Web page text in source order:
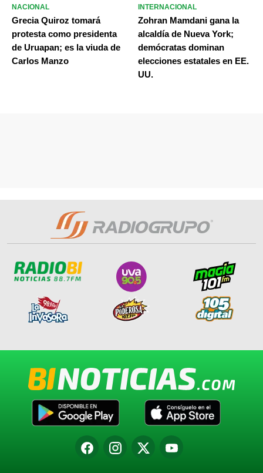
NACIONAL
Grecia Quiroz tomará
protesta como presidenta
de Uruapan; es la viuda de
Carlos Manzo
INTERNACIONAL
Zohran Mamdani gana la
alcaldía de Nueva York;
demócratas dominan
elecciones estatales en EE.
UU.